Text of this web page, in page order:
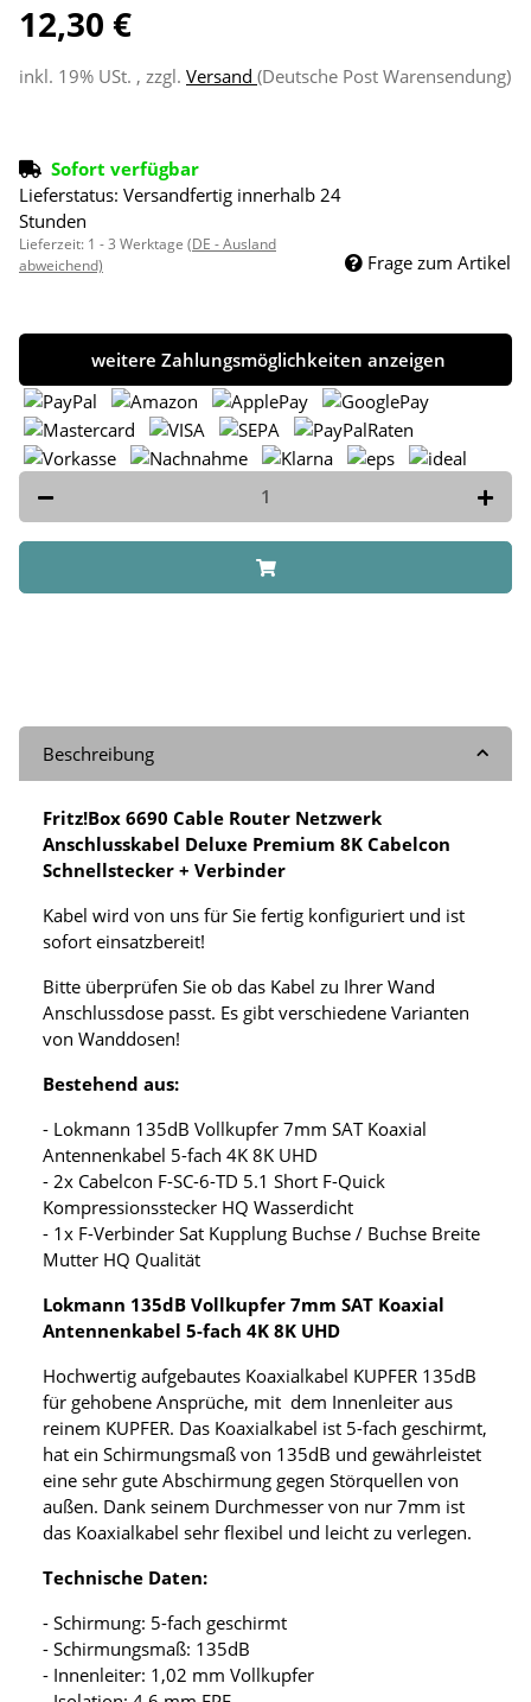
12,30 €
inkl. 19% USt. , zzgl. Versand (Deutsche Post Warensendung)
Sofort verfügbar
Lieferstatus: Versandfertig innerhalb 24
Stunden
Lieferzeit: 1 - 3 Werktage (DE - Ausland
abweichend)
Frage zum Artikel
weitere Zahlungsmöglichkeiten anzeigen
Beschreibung
Fritz!Box 6690 Cable Router Netzwerk
Anschlusskabel Deluxe Premium 8K Cabelcon
Schnellstecker + Verbinder
Kabel wird von uns für Sie fertig konfiguriert und ist
sofort einsatzbereit!
Bitte überprüfen Sie ob das Kabel zu Ihrer Wand
Anschlussdose passt. Es gibt verschiedene Varianten
von Wanddosen!
Bestehend aus:
- Lokmann 135dB Vollkupfer 7mm SAT Koaxial
Antennenkabel 5-fach 4K 8K UHD
- 2x Cabelcon F-SC-6-TD 5.1 Short F-Quick
Kompressionsstecker HQ Wasserdicht
- 1x F-Verbinder Sat Kupplung Buchse / Buchse Breite
Mutter HQ Qualität
Lokmann 135dB Vollkupfer 7mm SAT Koaxial
Antennenkabel 5-fach 4K 8K UHD
Hochwertig aufgebautes Koaxialkabel KUPFER 135dB
für gehobene Ansprüche, mit dem Innenleiter aus
reinem KUPFER. Das Koaxialkabel ist 5-fach geschirmt,
hat ein Schirmungsmaß von 135dB und gewährleistet
eine sehr gute Abschirmung gegen Störquellen von
außen. Dank seinem Durchmesser von nur 7mm ist
das Koaxialkabel sehr flexibel und leicht zu verlegen.
Technische Daten:
- Schirmung: 5-fach geschirmt
- Schirmungsmaß: 135dB
- Innenleiter: 1,02 mm Vollkupfer